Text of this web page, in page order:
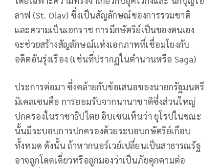
ลาฟ (St. Olav) ซึ่งเป็นสัญลักษณ์ของการรวมชาติ
และความเป็นเอกราช การมีกษัตริย์เป็นของตนเอง
จะช่วยสร้างสัญลักษณ์แห่งเอกภาพที่เชื่อมโยงกับ
อดีตอันรุ่งเรือง (เช่นที่ปรากฏในตำนานหรือ Saga)
ประการต่อมา ซึ่งคล้ายกับข้อเสนอของนายกรัฐมนตรี
มิเคลเซนคือ การยอมรับจากนานาชาติซึ่งส่วนใหญ่
ปกครองในราชาธิปไตย อิบเซนเห็นว่า ยุโรปในขณะ
นั้นมีระบอบการปกครองด้วยระบอบกษัตริย์เกือบ
ทั้งหมด ดังนั้น ถ้าหากนอร์เวย์เปลี่ยนเป็นสาธารณรัฐ
อาจถูกโดดเดี่ยวหรือถูกมองว่าเป็นภัยคุกคามต่อ